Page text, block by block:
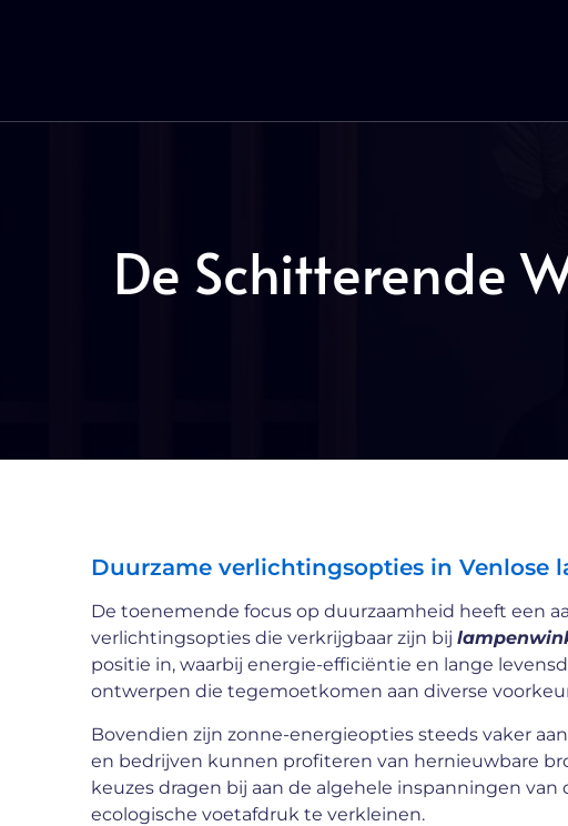
De Schitterende
Duurzame verlichtingsopties in Venlose
De toenemende focus op duurzaamheid heeft een
verlichtingsopties die verkrijgbaar zijn bij
positie in, waarbij energie-efficiëntie en lange
ontwerpen die tegemoetkomen aan diverse
Bovendien zijn zonne-energieopties steeds vaker
en bedrijven kunnen profiteren van hernieuwbare
keuzes dragen bij aan de algehele inspanningen
ecologische voetafdruk te verkleinen.